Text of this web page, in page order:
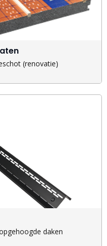
(renovatie)
daken